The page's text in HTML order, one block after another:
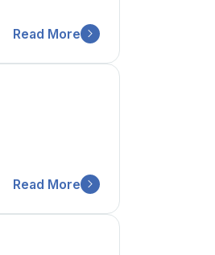
Read More
Read More